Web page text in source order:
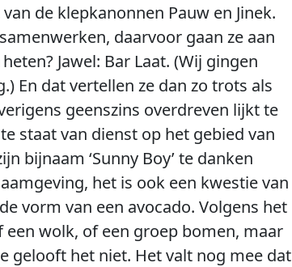
de klepkanonnen Pauw en Jinek.
daarvoor gaan ze aan
Jawel: Bar Laat. (Wij gingen
En dat vertellen ze dan zo trots als
geenszins overdreven lijkt te
staat van dienst op het gebied van
bijnaam ‘Sunny Boy’ te danken
het is ook een kwestie van
vorm van een avocado. Volgens het
wolk, of een groep bomen, maar
gelooft het niet. Het valt nog mee dat